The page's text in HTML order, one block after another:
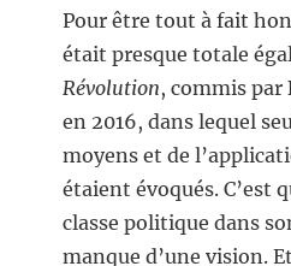
Pour être tout à fait
était presque totale
Révolution, commis par
en 2016, dans lequel
moyens et de
étaient évoqués. C’est
classe politique dans
manque d’une vision.